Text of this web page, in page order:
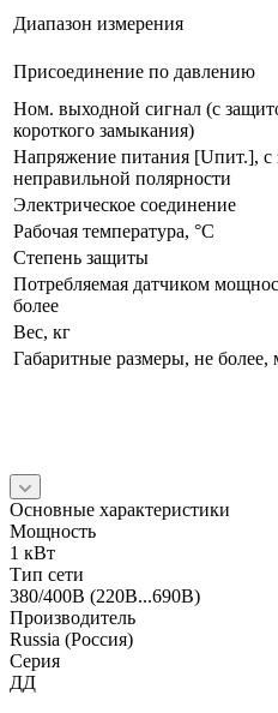
Диапазон измерения
Присоединение по давлению
Ном. выходной сигнал (с
короткого замыкания)
Напряжение питания [Uпит.], с
неправильной полярности
Электрическое соединение
Рабочая температура, °С
Степень защиты
Потребляемая датчиком
более
Вес, кг
Габаритные размеры, не более,
Основные характеристики
Мощность
1 кВт
Тип сети
380/400В (220В...690В)
Производитель
Russia (Россия)
Серия
ДД